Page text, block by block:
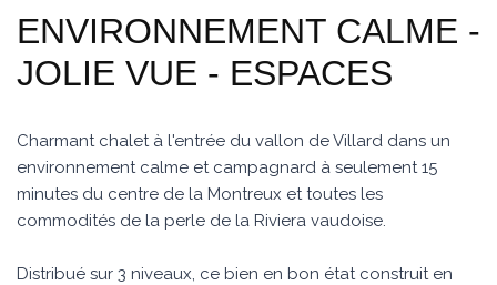
ENVIRONNEMENT CALME -
JOLIE VUE - ESPACES
Charmant chalet à l'entrée du vallon de Villard dans un
environnement calme et campagnard à seulement 15
minutes du centre de la Montreux et toutes les
commodités de la perle de la Riviera vaudoise.
Distribué sur 3 niveaux, ce bien en bon état construit en